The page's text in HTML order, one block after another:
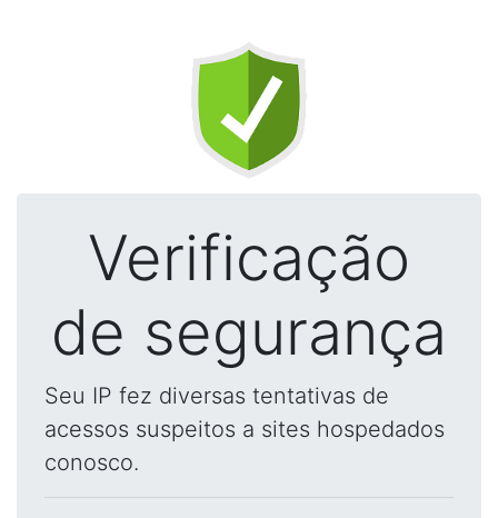
Verificação
de segurança
Seu IP fez diversas tentativas de
acessos suspeitos a sites hospedados
conosco.